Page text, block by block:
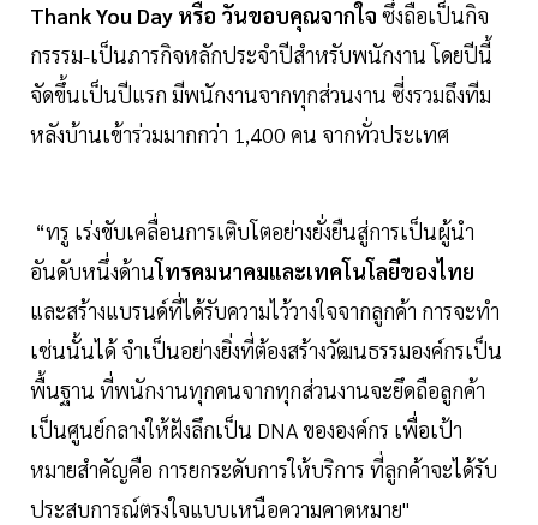
Thank You Day หรือ วันขอบคุณจากใจ ซึ่งถือเป็นกิจ
กรรรม-เป็นภารกิจหลักประจำปีสำหรับพนักงาน โดยปีนี้
จัดขึ้นเป็นปีแรก มีพนักงานจากทุกส่วนงาน ซี่งรวมถึงทีม
หลังบ้านเข้าร่วมมากกว่า 1,400 คน จากทั่วประเทศ
“ทรู เร่งขับเคลื่อนการเติบโตอย่างยั่งยืนสู่การเป็นผู้นำ
อันดับหนึ่งด้านโทรคมนาคมและเทคโนโลยีของไทย
และสร้างแบรนด์ที่ได้รับความไว้วางใจจากลูกค้า การจะทำ
เช่นนั้นได้ จำเป็นอย่างยิ่งที่ต้องสร้างวัฒนธรรมองค์กรเป็น
พื้นฐาน ที่พนักงานทุกคนจากทุกส่วนงานจะยึดถือลูกค้า
เป็นศูนย์กลางให้ฝังลึกเป็น DNA ขององค์กร เพื่อเป้า
หมายสำคัญคือ การยกระดับการให้บริการ ที่ลูกค้าจะได้รับ
ประสบการณ์ตรงใจแบบเหนือความคาดหมาย"